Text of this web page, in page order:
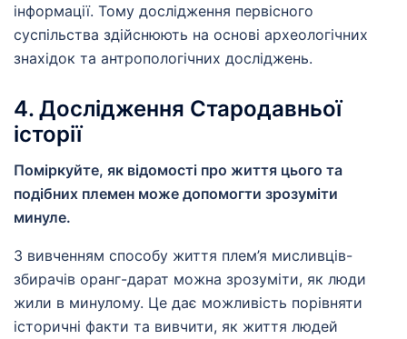
інформації. Тому дослідження первісного
суспільства здійснюють на основі археологічних
знахідок та антропологічних досліджень.
4. Дослідження Стародавньої
історії
Поміркуйте, як відомості про життя цього та
подібних племен може допомогти зрозуміти
минуле.
З вивченням способу життя плем’я мисливців-
збирачів оранг-дарат можна зрозуміти, як люди
жили в минулому. Це дає можливість порівняти
історичні факти та вивчити, як життя людей